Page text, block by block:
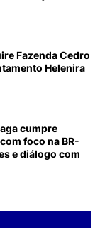
Fazenda Cedro
Helenira
cumpre
foco na BR-
e diálogo com